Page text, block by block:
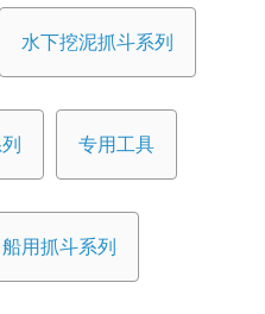
水下挖泥抓斗系列
专用工具
船用抓斗系列